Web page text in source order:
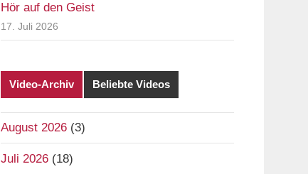
Hör auf den Geist
17. Juli 2026
Video-Archiv Beliebte Videos
August 2026(3)
Juli 2026(18)